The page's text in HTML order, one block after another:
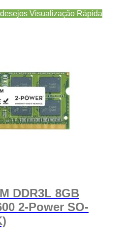
Visualização Rápida
DDR3L 8GB
2-Power SO-